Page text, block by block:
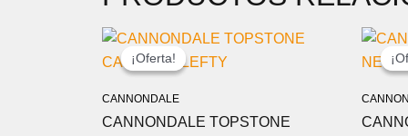
¡Oferta!
CANNONDALE
¡Oferta!
CANNONDALE TOPSTONE
EL
PRECIO
ORIGINAL
7.799,00 €.
EL